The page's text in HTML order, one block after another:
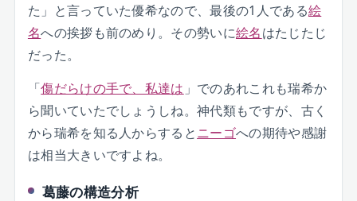
た」と言っていた優希なので、最後の1人である絵
名への挨拶も前のめり。その勢いに絵名はたじたじ
だった。
「傷だらけの手で、私達は 」でのあれこれも瑞希か
ら聞いていたでしょうしね。神代類もですが、古く
から瑞希を知る人からするとニーゴへの期待や感謝
は相当大きいですよね。
葛藤の構造分析